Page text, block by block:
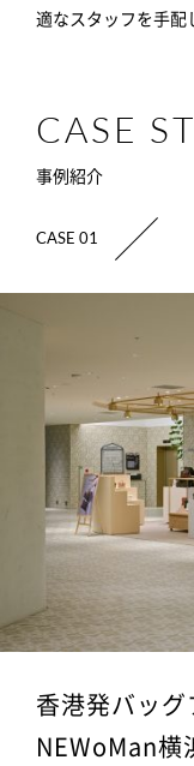
適なスタッフを手配
CASE
事例紹介
CASE 01
香港発バッグ
NEWoMan横